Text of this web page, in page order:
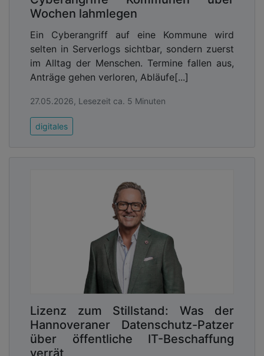
Wochen lahmlegen
Ein Cyberangriff auf eine Kommune wird
selten in Serverlogs sichtbar, sondern zuerst
im Alltag der Menschen. Termine fallen aus,
Anträge gehen verloren, Abläufe[...]
27.05.2026, Lesezeit ca. 5 Minuten
digitales
Lizenz zum Stillstand: Was der
Hannoveraner Datenschutz-Patzer
über öffentliche IT-Beschaffung
verrät